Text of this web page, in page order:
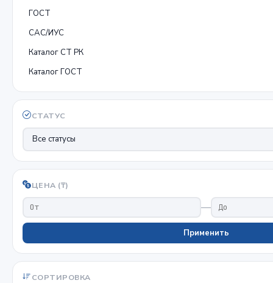
ГОСТ
САС/ИУС
Каталог СТ РК
Каталог ГОСТ
СТАТУС
ЦЕНА (₸)
—
Применить
СОРТИРОВКА